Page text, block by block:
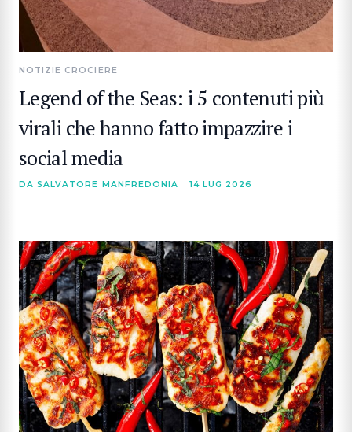
NOTIZIE CROCIERE
Legend of the Seas: i 5 contenuti più
virali che hanno fatto impazzire i
social media
DA SALVATORE MANFREDONIA 14 LUG 2026